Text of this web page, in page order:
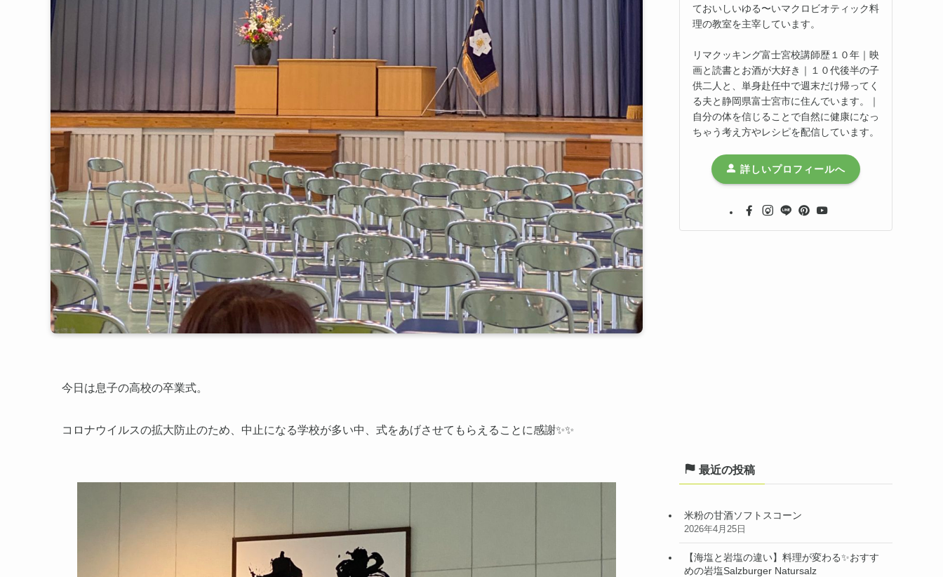
今日は息子の高校の卒業式。
コロナウイルスの拡大防止のため、中止になる学校が多い中、式をあげさせてもらえることに感謝✨✨
ておいしいゆる〜いマクロビオティック料
理の教室を主宰しています。
リマクッキング富士宮校講師歴１０年｜映
画と読書とお酒が大好き｜１０代後半の子
供二人と、単身赴任中で週末だけ帰ってく
る夫と静岡県富士宮市に住んでいます。｜
自分の体を信じることで自然に健康になっ
ちゃう考え方やレシピを配信しています。
詳しいプロフィールへ
最近の投稿
米粉の甘酒ソフトスコーン
2026年4月25日
【海塩と岩塩の違い】料理が変わる✨おすす
めの岩塩Salzburger Natursalz